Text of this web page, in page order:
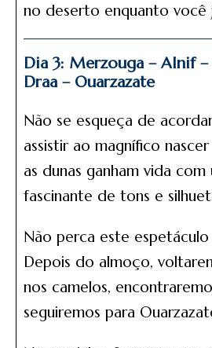
no deserto enquanto você
Dia 3: Merzouga – Alnif
Draa – Ouarzazate
Não se esqueça de
assistir ao magnífico
as dunas ganham vida
fascinante de tons e
Não perca este
Depois do almoço,
nos camelos,
seguiremos para